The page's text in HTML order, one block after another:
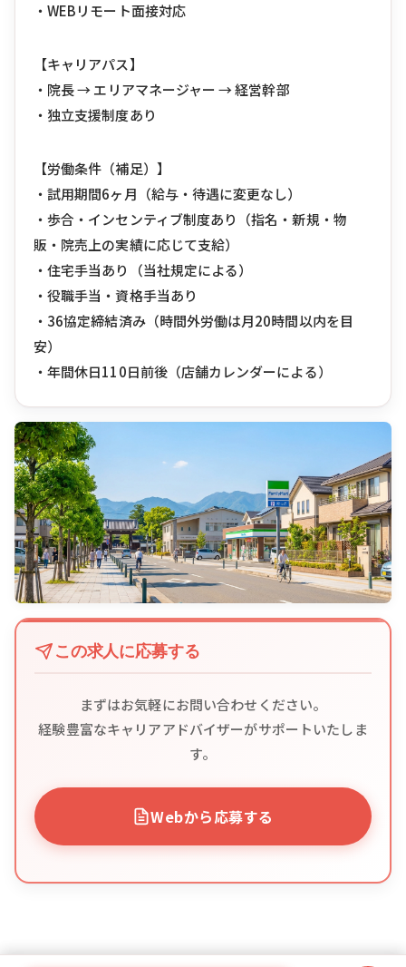
・WEBリモート面接対応
【キャリアパス】
・院長 → エリアマネージャー → 経営幹部
・独立支援制度あり
【労働条件（補足）】
・試用期間6ヶ月（給与・待遇に変更なし）
・歩合・インセンティブ制度あり（指名・新規・物
販・院売上の実績に応じて支給）
・住宅手当あり（当社規定による）
・役職手当・資格手当あり
・36協定締結済み（時間外労働は月20時間以内を目
安）
・年間休日110日前後（店舗カレンダーによる）
この求人に応募する
まずはお気軽にお問い合わせください。
経験豊富なキャリアアドバイザーがサポートいたしま
す。
Webから応募する